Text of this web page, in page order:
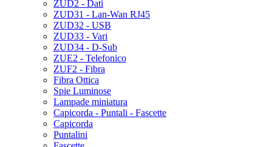
ZUD2 - Dati
ZUD31 - Lan-Wan RJ45
ZUD32 - USB
ZUD33 - Vari
ZUD34 - D-Sub
ZUE2 - Telefonico
ZUF2 - Fibra
Fibra Ottica
Spie Luminose
Lampade miniatura
Capicorda - Puntali - Fascette
Capicorda
Puntalini